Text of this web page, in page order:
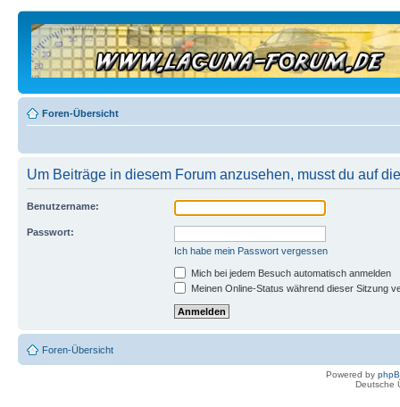
Foren-Übersicht
Um Beiträge in diesem Forum anzusehen, musst du auf
Benutzername:
Passwort:
Ich habe mein Passwort vergessen
Mich bei jedem Besuch automatisch anmelden
Meinen Online-Status während dieser Sitzung
Foren-Übersicht
Powered by
Deutsche